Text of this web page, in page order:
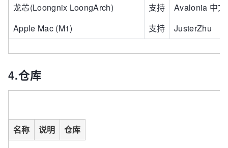
龙芯(Loongnix LoongArch)
支持
Avalonia 中
Apple Mac (M1)
支持 JusterZhu
4.仓库
名称 说明 仓库